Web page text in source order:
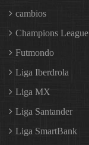
cambios
Champions League
Futmondo
Liga Iberdrola
Liga MX
Liga Santander
Liga SmartBank